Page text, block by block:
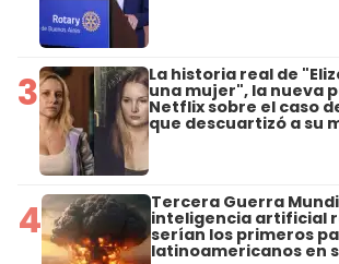
3 La historia real de
una mujer", la nueva
Netflix sobre el caso
que descuartizó a su
4 Tercera Guerra
inteligencia artificial
serían los primeros
latinoamericanos en